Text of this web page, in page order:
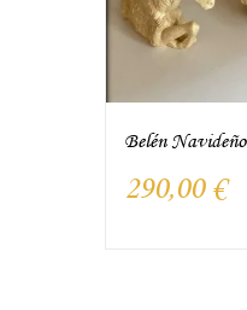
Belén Navideño
290,00 €